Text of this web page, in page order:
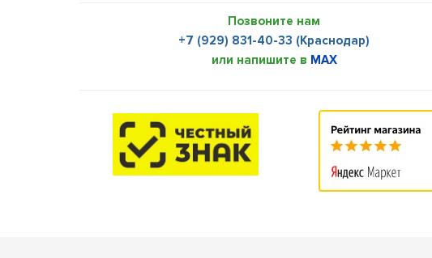
Позвоните нам
+7 (929) 831-40-33 (Краснодар)
или напишите в MAX